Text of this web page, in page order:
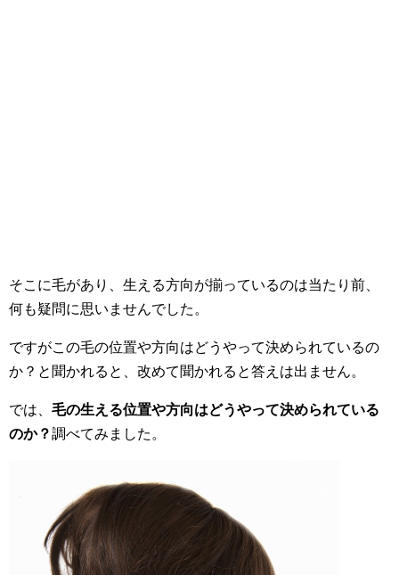
そこに毛があり、生える方向が揃っているのは当たり前、
何も疑問に思いませんでした。
ですがこの毛の位置や方向はどうやって決められているの
か？と聞かれると、改めて聞かれると答えは出ません。
では、 毛の生える位置や方向はどうやって決められている
のか？調べてみました。